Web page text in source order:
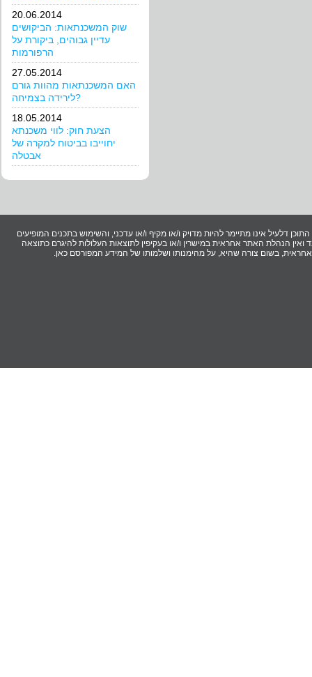
20.06.2014
שוק המשכנתאות: הביקושים
עדיין גבוהים, ביקורת על
הרפורמות
27.05.2014
האם המשכנתאות מהוות גורם
לירידה בצמיחה?
18.05.2014
הצעת חוק: לווי משכנתא
יחוייבו בביטוח למקרה של
אבטלה
דלעיל אינו מתיימר להיות מדויק ו/או מקיף ו/או עדכני, והשימוש בתכנים המופיעים
הנהלת האתר אחראית במישרין ו/או בעקיפין לתוצאות העלולות להיגרם כתוצאה
בשום צורה שהיא, על מהימנותו ושלמותו של המידע המפורסם כאן.